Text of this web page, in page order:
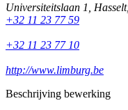
Universiteitslaan 1 Hasselt,
+32 11 23 77 59
+32 11 23 77 10
http://www.limburg.be
Beschrijving bewerking